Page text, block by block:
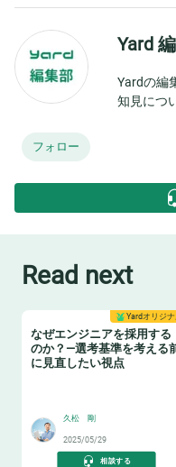
Yard
Yardの編
知見につ
フォロー
Read next
Yardオリジ
なぜエンジニアを採用する
のか？—選考基準を考える
に見直したい視点
久松 剛
2025/05/29
相談する